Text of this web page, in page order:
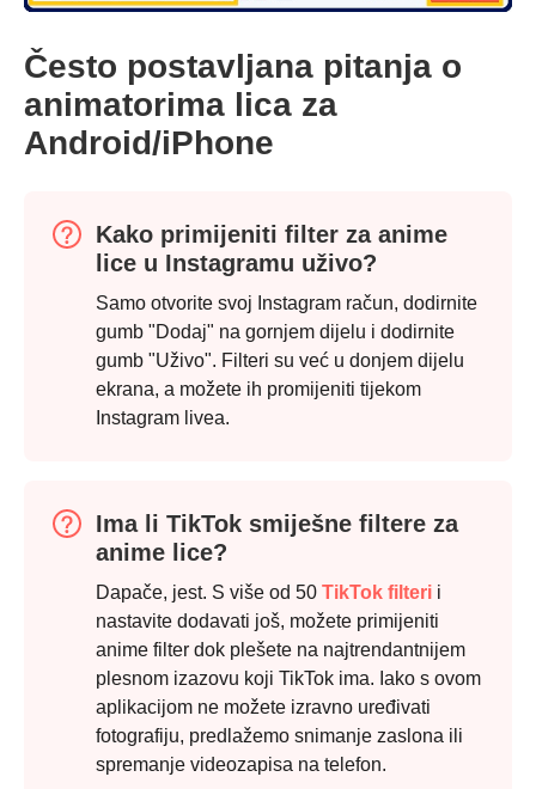
Često postavljana pitanja o
animatorima lica za
Android/iPhone
Kako primijeniti filter za anime
lice u Instagramu uživo?
Samo otvorite svoj Instagram račun, dodirnite
gumb "Dodaj" na gornjem dijelu i dodirnite
gumb "Uživo". Filteri su već u donjem dijelu
ekrana, a možete ih promijeniti tijekom
Instagram livea.
Ima li TikTok smiješne filtere za
anime lice?
Dapače, jest. S više od 50 TikTok filteri i
nastavite dodavati još, možete primijeniti
anime filter dok plešete na najtrendantnijem
plesnom izazovu koji TikTok ima. Iako s ovom
aplikacijom ne možete izravno uređivati
fotografiju, predlažemo snimanje zaslona ili
spremanje videozapisa na telefon.